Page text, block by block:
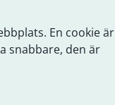
En cookie är
snabbare, den är